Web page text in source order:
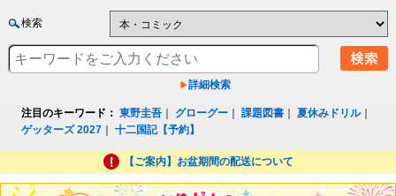
検索
詳細検索
注目のキーワード： 東野圭吾 グローグー ｜課題図書 ｜夏休みドリル｜
ゲッターズ 2027 ｜十二国記【予約】
【ご案内】お盆期間の配送について